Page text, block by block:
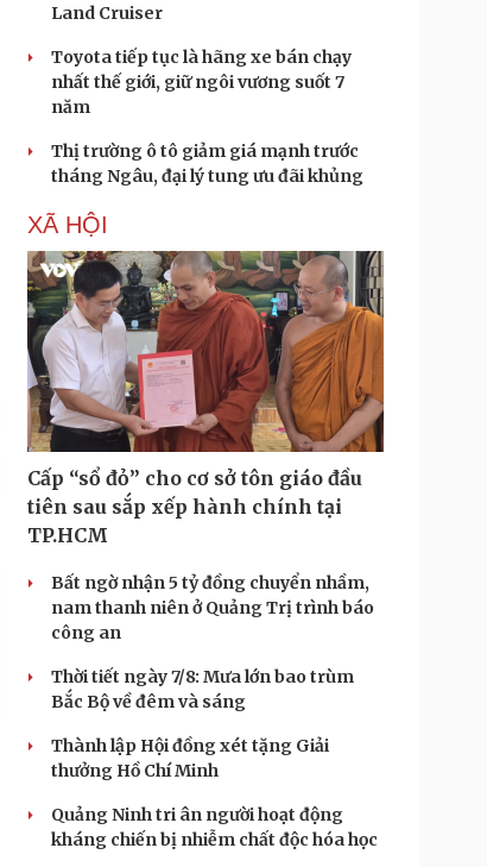
Land Cruiser
Toyota tiếp tục là hãng xe bán chạy
nhất thế giới, giữ ngôi vương suốt 7
năm
Thị trường ô tô giảm giá mạnh trước
tháng Ngâu, đại lý tung ưu đãi khủng
XÃ HỘI
Cấp “sổ đỏ” cho cơ sở tôn giáo đầu
tiên sau sắp xếp hành chính tại
TP.HCM
Bất ngờ nhận 5 tỷ đồng chuyển nhầm,
nam thanh niên ở Quảng Trị trình báo
công an
Thời tiết ngày 7/8: Mưa lớn bao trùm
Bắc Bộ về đêm và sáng
Thành lập Hội đồng xét tặng Giải
thưởng Hồ Chí Minh
Quảng Ninh tri ân người hoạt động
kháng chiến bị nhiễm chất độc hóa học